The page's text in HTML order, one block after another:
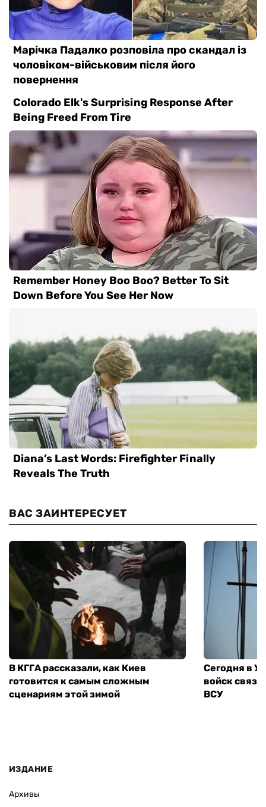
ВАС ЗАИНТЕРЕСУЕТ
В КГГА рассказали, как Киев
готовится к самым сложным
сценариям этой зимой
Сегодня в
войск
ВСУ
ИЗДАНИЕ
Архивы